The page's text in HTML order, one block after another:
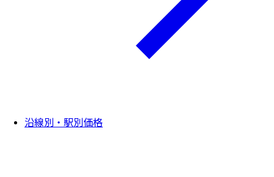
沿線別・駅別価格